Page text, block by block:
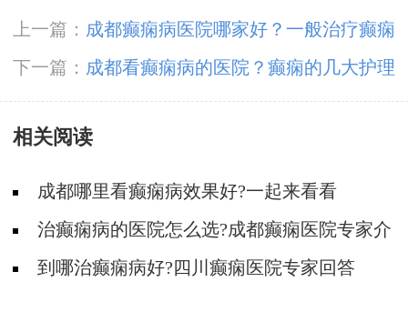
上一篇： 成都癫痫病医院哪家好？一般治疗癫痫
的费用?
下一篇： 成都看癫痫病的医院？癫痫的几大护理
事项是什么呢?
相关阅读
成都哪里看癫痫病效果好?一起来看看
治癫痫病的医院怎么选?成都癫痫医院专家介
绍
到哪治癫痫病好?四川癫痫医院专家回答